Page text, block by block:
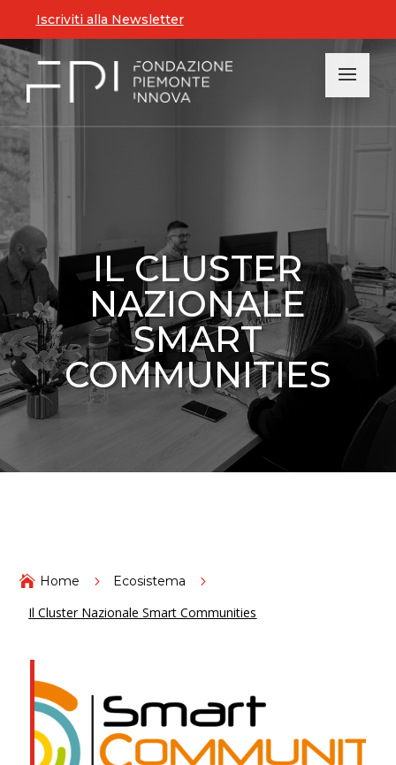
Iscriviti alla Newsletter
IL CLUSTER
NAZIONALE
SMART
COMMUNITIES
 Home 5 Ecosistema 5
Il Cluster Nazionale Smart Communities